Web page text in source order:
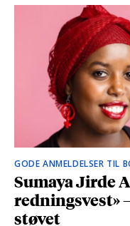
GODE ANMELDELSER TIL
Sumaya Jirde
redningsvest»
støvet